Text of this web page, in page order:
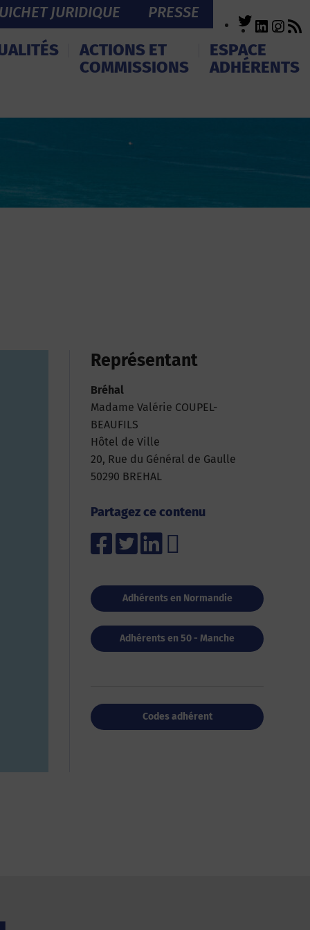
JURIDIQUE PRESSE Twitter
ACTIONS ET
COMMISSIONS
ESPACE
ADHÉRENTS
Représentant
Bréhal
Madame Valérie COUPEL-
BEAUFILS
Hôtel de Ville
20, Rue du Général de Gaulle
50290 BREHAL
Partagez ce contenu
Adhérents en Normandie
Adhérents en 50 - Manche
Codes adhérent